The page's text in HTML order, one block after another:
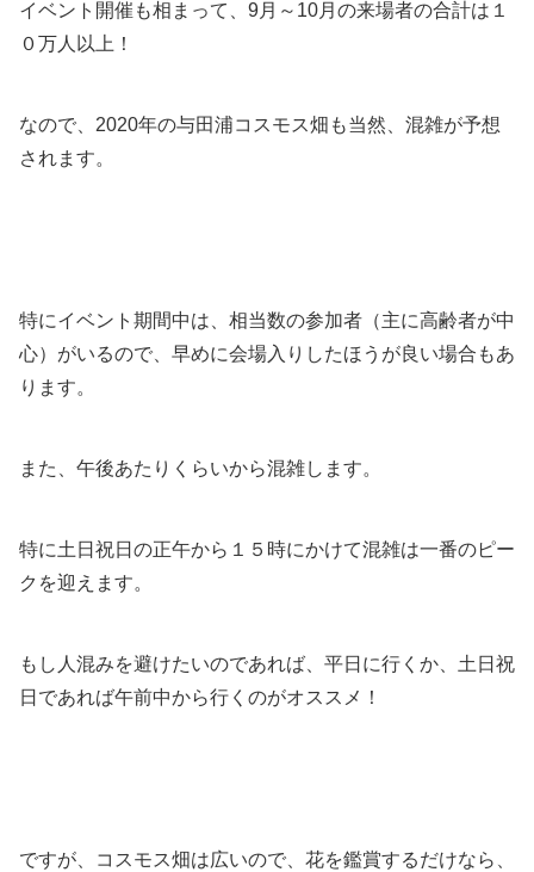
イベント開催も相まって、9月～10月の来場者の合計は１
０万人以上！
なので、2020年の与田浦コスモス畑も当然、混雑が予想
されます。
特にイベント期間中は、相当数の参加者（主に高齢者が中
心）がいるので、早めに会場入りしたほうが良い場合もあ
ります。
また、午後あたりくらいから混雑します。
特に土日祝日の正午から１５時にかけて混雑は一番のピー
クを迎えます。
もし人混みを避けたいのであれば、平日に行くか、土日祝
日であれば午前中から行くのがオススメ！
ですが、コスモス畑は広いので、花を鑑賞するだけなら、